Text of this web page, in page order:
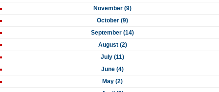
November (9)
October (9)
September (14)
August (2)
July (11)
June (4)
May (2)